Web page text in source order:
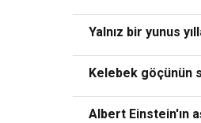
Yalnız bir yunus
Kelebek göçünün
Albert Einstein'ın